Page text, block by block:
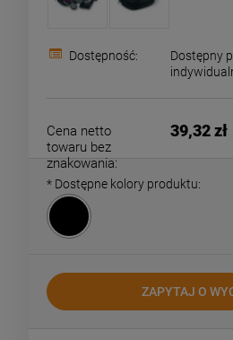
Dostępność:
Dostępny
Cena netto
towaru bez
znakowania:
39,32 zł
* Dostępne kolory produktu:
ZAPYTAJ O